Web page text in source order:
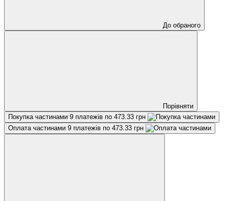
До обраного
Порівняти
Покупка частинами 9 платежів по 473.33 грн
Оплата частинами 9 платежів по 473.33 грн